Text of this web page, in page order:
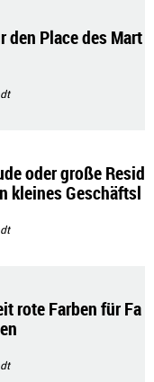
den Place des Mart
oder große Resid
kleines Geschäftsl
rote Farben für Fa